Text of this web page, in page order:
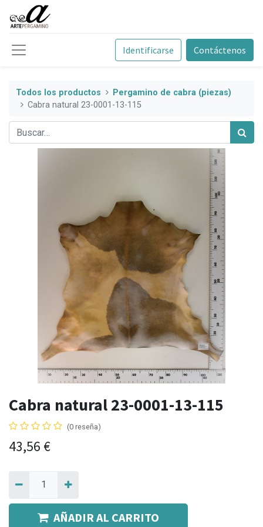
Identificarse Contáctenos
Todos los productos
Pergamino de cabra (piezas)
Cabra natural 23-0001-13-115
Cabra natural 23-0001-13-115
(0 reseña)
43,56 €
AÑADIR AL CARRITO